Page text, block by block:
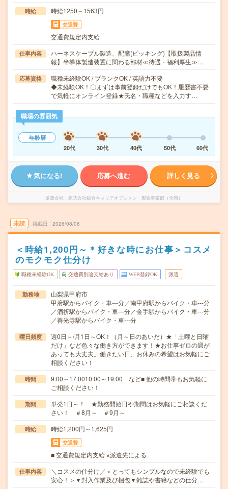
時給 時給1250～1563円
交通費
交通費規定内支給
仕事内容
ハーネスケーブル製造、配膳(ピッキング)【取扱製品情
報】半導体製造装置に関わる部材≪待遇・福利厚生≫…
応募資格
職種未経験OK / ブランクOK / 英語力不要
◆未経験OK！〇まずは事前登録だけでもOK！履歴書不要
で気軽にオンライン登録★氏名・職種などを入力す…
職場の雰囲気
年齢層
20代
30代 40代 50代 60代
気になる! 応募へ進む 詳しく見る
派遣会社 株式会社綜合キャリアオプション 製造事業部（全国）
未読 掲載日 2026/08/06
＜時給1,200円～＊好きな時にお仕事＞コスメ
のモクモク仕分け
職種未経験OK 交通費別途支給あり WEB登録OK 派遣
勤務地
山梨県甲府市
甲府駅からバイク・車---分／南甲府駅からバイク・車---分
／酒折駅からバイク・車---分／金手駅からバイク・車---分
／善光寺駅からバイク・車---分
曜日頻度
週0日～/月1日～OK！（月～日のあいだ）★「土曜と日曜
だけ」など色々な働き方ができます！★お仕事ゼロの週が
あっても大丈夫。働きたい日、お休みの希望はお気軽にご
相談ください！
時間
9:00～17:0010:00～19:00 など■ 他の時間帯もお気軽に
ご相談ください！
期間
単発1日～！ ★勤務開始日や期間はお気軽にご相談くだ
さい！ ＃8月～ ＃9月～
時給 時給1,200円～1,625円
交通費
■ 交通費規定内支給 ※派遣先による
仕事内容
＼コスメの仕分け／＜とってもシンプルなので未経験でも
安心！＞▼封入作業及び梱包▼雑誌や書籍などの仕分…